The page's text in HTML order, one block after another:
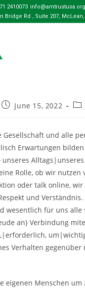
2410073 info@amtrustusa.org
Bridge Rd , Suite 207, McLean,
June 15, 2022
Gesellschaft und alle
Erwartungen
Rolle, ob wir nutzen
oder talk online,
und Verständnis.
wesentlich für uns alle
an} Verbindung
Verhalten gegenüber
eigenen Menschen um